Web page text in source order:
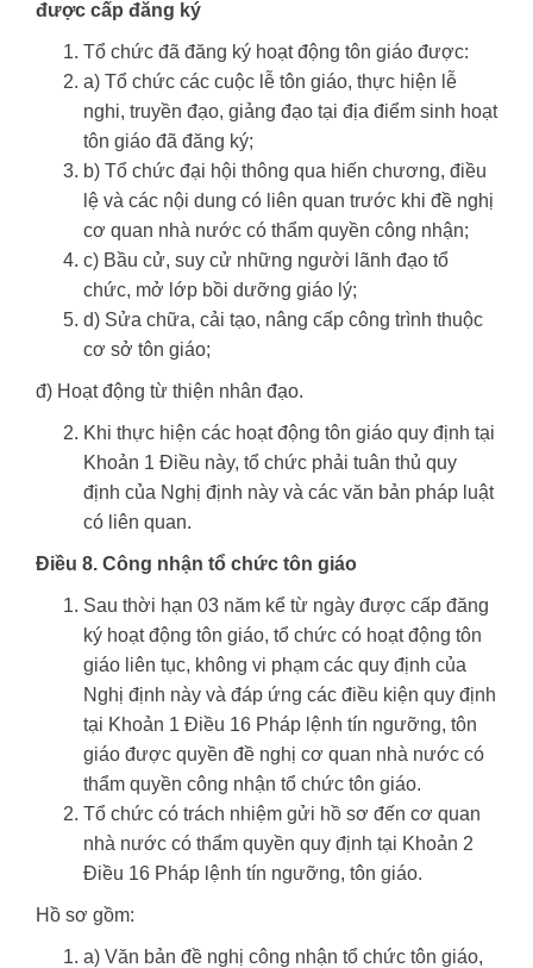
được cấp đăng ký
Tổ chức đã đăng ký hoạt động tôn giáo được:
a) Tổ chức các cuộc lễ tôn giáo, thực hiện lễ
nghi, truyền đạo, giảng đạo tại địa điểm sinh hoạt
tôn giáo đã đăng ký;
b) Tổ chức đại hội thông qua hiến chương, điều
lệ và các nội dung có liên quan trước khi đề nghị
cơ quan nhà nước có thẩm quyền công nhận;
c) Bầu cử, suy cử những người lãnh đạo tổ
chức, mở lớp bồi dưỡng giáo lý;
d) Sửa chữa, cải tạo, nâng cấp công trình thuộc
cơ sở tôn giáo;
đ) Hoạt động từ thiện nhân đạo.
Khi thực hiện các hoạt động tôn giáo quy định tại
Khoản 1 Điều này, tổ chức phải tuân thủ quy
định của Nghị định này và các văn bản pháp luật
có liên quan.
Điều 8. Công nhận tổ chức tôn giáo
Sau thời hạn 03 năm kể từ ngày được cấp đăng
ký hoạt động tôn giáo, tổ chức có hoạt động tôn
giáo liên tục, không vi phạm các quy định của
Nghị định này và đáp ứng các điều kiện quy định
tại Khoản 1 Điều 16 Pháp lệnh tín ngưỡng, tôn
giáo được quyền đề nghị cơ quan nhà nước có
thẩm quyền công nhận tổ chức tôn giáo.
Tổ chức có trách nhiệm gửi hồ sơ đến cơ quan
nhà nước có thẩm quyền quy định tại Khoản 2
Điều 16 Pháp lệnh tín ngưỡng, tôn giáo.
Hồ sơ gồm:
a) Văn bản đề nghị công nhận tổ chức tôn giáo,